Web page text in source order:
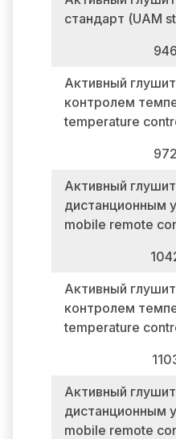
стандарт (UAM
Активный
контролем
temperature
Активный
дистанционным
mobile remote
Активный
контролем
temperature
Активный
дистанционным
mobile remote